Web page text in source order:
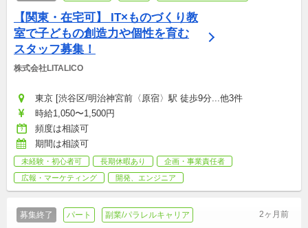
【関東・在宅可】 IT×ものづくり教
室で子どもの創造力や個性を育む
スタッフ募集！
株式会社LITALICO
東京 [渋谷区/明治神宮前〈原宿〉駅 徒歩9分...他3件
時給1,050〜1,500円
頻度は相談可
期間は相談可
未経験・初心者可 長期休暇あり
企画・事業責任者
広報・マーケティング
開発、エンジニア
募集終了 パート 副業/パラレルキャリア 2ヶ月前